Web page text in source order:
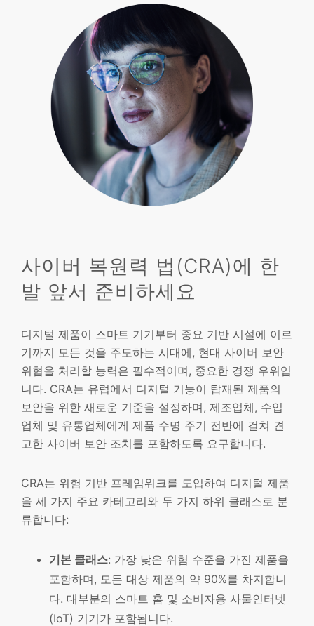
사이버 복원력 법(CRA)에 한
발 앞서 준비하세요
디지털 제품이 스마트 기기부터 중요 기반 시설에 이르
기까지 모든 것을 주도하는 시대에, 현대 사이버 보안
위협을 처리할 능력은 필수적이며, 중요한 경쟁 우위입
니다. CRA는 유럽에서 디지털 기능이 탑재된 제품의
보안을 위한 새로운 기준을 설정하며, 제조업체, 수입
업체 및 유통업체에게 제품 수명 주기 전반에 걸쳐 견
고한 사이버 보안 조치를 포함하도록 요구합니다.
CRA는 위험 기반 프레임워크를 도입하여 디지털 제품
을 세 가지 주요 카테고리와 두 가지 하위 클래스로 분
류합니다:
기본 클래스: 가장 낮은 위험 수준을 가진 제품을
포함하며, 모든 대상 제품의 약 90%를 차지합니
다. 대부분의 스마트 홈 및 소비자용 사물인터넷
(IoT) 기기가 포함됩니다.